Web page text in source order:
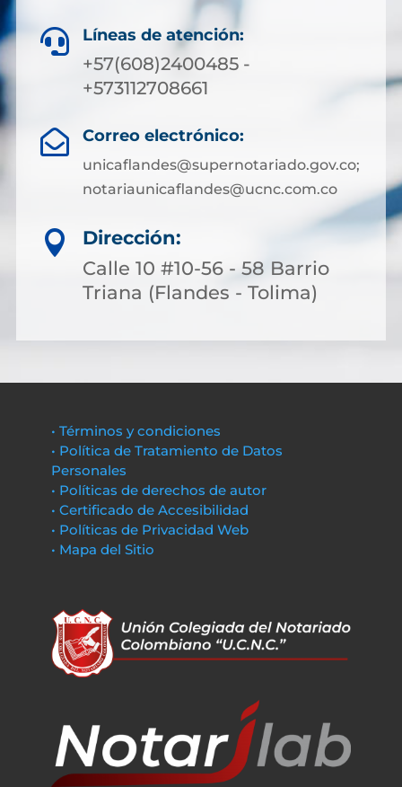
 Líneas de atención:
+57(608)2400485 -
+573112708661
 Correo electrónico:
unicaflandes@supernotariado.gov.co;
notariaunicaflandes@ucnc.com.co

Dirección:
Calle 10 #10-56 - 58 Barrio
Triana (Flandes - Tolima)
• Términos y condiciones
• Política de Tratamiento de Datos
Personales
• Políticas de derechos de autor
• Certificado de Accesibilidad
• Políticas de Privacidad Web
• Mapa del Sitio